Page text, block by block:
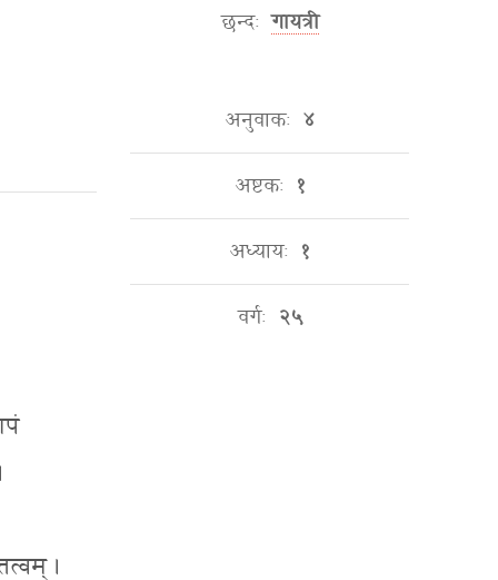
।
छन्दः गायत्री
अनुवाकः ४
अष्टकः १
अध्यायः १
वर्गः २५